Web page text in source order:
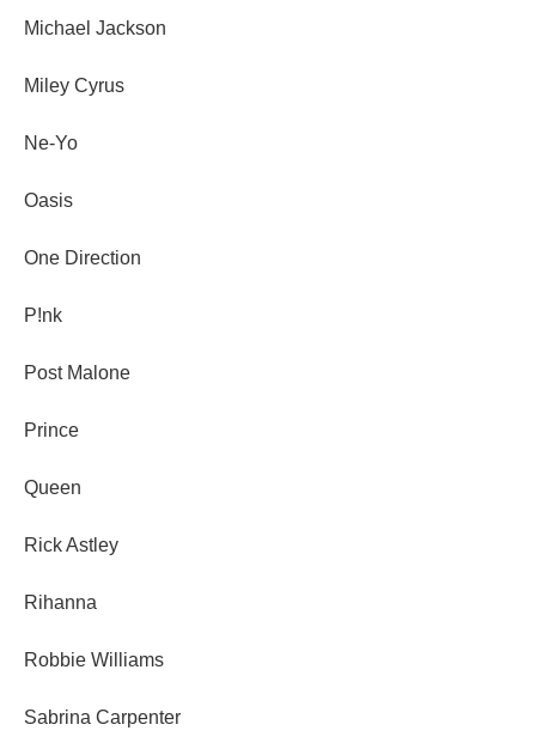
Michael Jackson
Miley Cyrus
Ne-Yo
Oasis
One Direction
P!nk
Post Malone
Prince
Queen
Rick Astley
Rihanna
Robbie Williams
Sabrina Carpenter